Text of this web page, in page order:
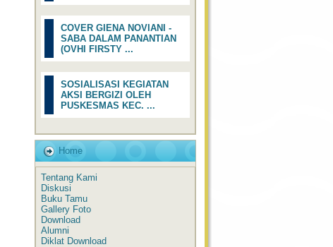
COVER GIENA NOVIANI -
SABA DALAM PANANTIAN
(OVHI FIRSTY ...
SOSIALISASI KEGIATAN
AKSI BERGIZI OLEH
PUSKESMAS KEC. ...
Home
Tentang Kami
Diskusi
Buku Tamu
Gallery Foto
Download
Alumni
Diklat Download